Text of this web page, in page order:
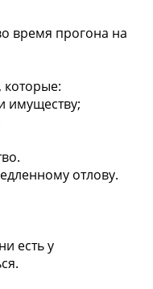
время прогона на
имуществу;
отлову.
есть у